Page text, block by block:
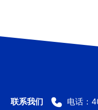
电话：